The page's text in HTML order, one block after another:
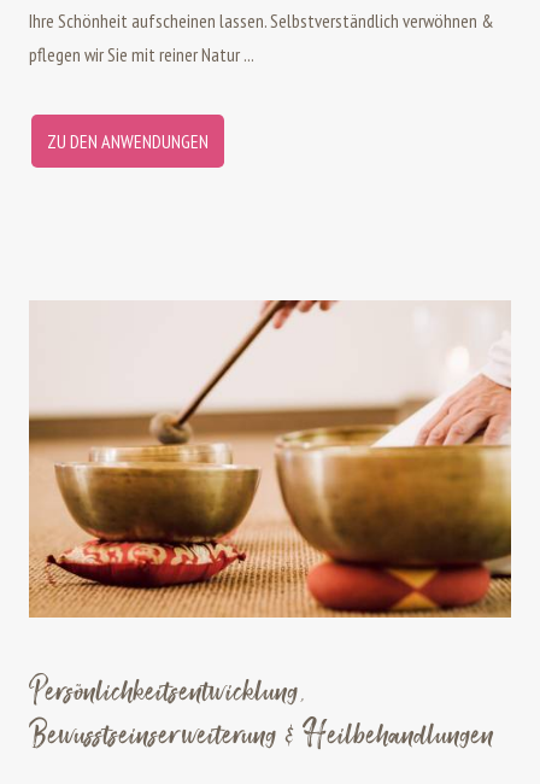
Ihre Schönheit aufscheinen lassen. Selbstverständlich verwöhnen &
pflegen wir Sie mit reiner Natur ...
ZU DEN ANWENDUNGEN
Persönlichkeitsentwicklung,
Bewusstseinserweiterung & Heilbehandlungen